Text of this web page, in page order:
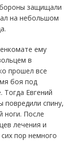
защищали
на небольшом
ему
в
прошел все
боя под
Тогда Евгений
повредили спину,
ноги. После
лечения и
пор немного